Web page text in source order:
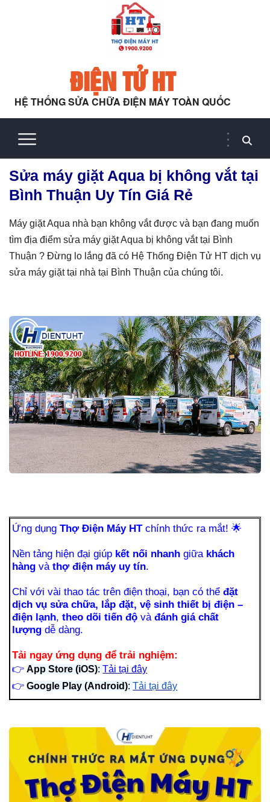
ĐIỆN TỬ HT
HỆ THỐNG SỬA CHỮA ĐIỆN MÁY TOÀN QUỐC
Sửa máy giặt Aqua bị không vắt tại
Bình Thuận Uy Tín Giá Rẻ
Máy giặt Aqua nhà bạn không vắt được và bạn đang muốn
tìm địa điểm sửa máy giặt Aqua bị không vắt tại Bình
Thuận ? Đừng lo lắng đã có Hệ Thống Điện Tử HT dịch vụ
sửa máy giặt tại nhà tại Bình Thuận của chúng tôi.
Ứng dụngThợ Điện Máy HTchính thức ra mắt!🌟
Nền tảng hiện đại giúp kết nối nhanh giữa khách
hàng vàthợ điện máy uy tín.
Chỉ với vài thao tác trên điện thoại, bạn có thểđặt
dịch vụ sửa chữa, lắp đặt, vệ sinh thiết bị điện –
điện lạnh,theo dõi tiến độ vàđánh giá chất
lượng dễ dàng.
Tải ngay ứng dụng để trải nghiệm:
👉 App Store (iOS):Tải tại đây
👉 Google Play (Android):Tải tại đây